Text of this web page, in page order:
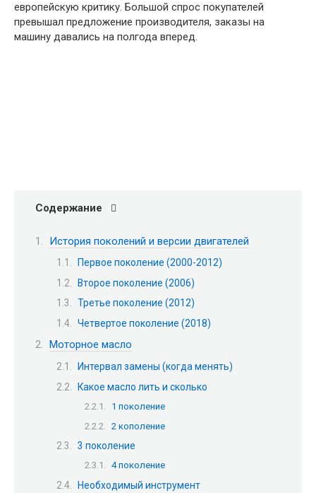
европейскую критику. Большой спрос покупателей
превышал предложение производителя, заказы на
машину давались на полгода вперед.
Содержание
История поколений и версии двигателей
Первое поколение (2000-2012)
Второе поколение (2006)
Третье поколение (2012)
Четвертое поколение (2018)
Моторное масло
Интервал замены (когда менять)
Какое масло лить и сколько
1 поколение
2 кополение
3 поколение
4 поколение
Необходимый инструмент